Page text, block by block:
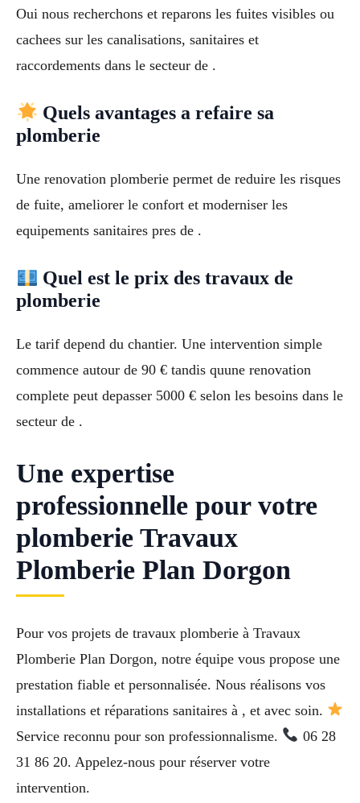
Oui nous recherchons et reparons les fuites visibles ou
cachees sur les canalisations, sanitaires et
raccordements dans le secteur de .
Quels avantages a refaire sa
plomberie
Une renovation plomberie permet de reduire les risques
de fuite, ameliorer le confort et moderniser les
equipements sanitaires pres de .
Quel est le prix des travaux de
plomberie
Le tarif depend du chantier. Une intervention simple
commence autour de 90 € tandis quune renovation
complete peut depasser 5000 € selon les besoins dans le
secteur de .
Une expertise
professionnelle pour votre
plomberie Travaux
Plomberie Plan Dorgon
Pour vos projets de travaux plomberie à Travaux
Plomberie Plan Dorgon, notre équipe vous propose une
prestation fiable et personnalisée. Nous réalisons vos
installations et réparations sanitaires à , et avec soin.
Service reconnu pour son professionnalisme.
06 28
31 86 20. Appelez-nous pour réserver votre
intervention.